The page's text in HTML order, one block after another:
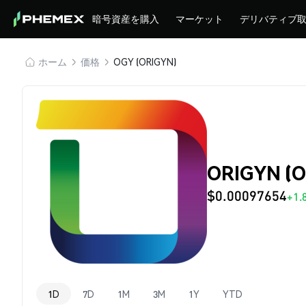
暗号資産を購入 マーケット デリバティブ
ホーム 価格 OGY (ORIGYN)
ORIGYN
$0.00097654
1D 7D 1M 3M 1Y YTD